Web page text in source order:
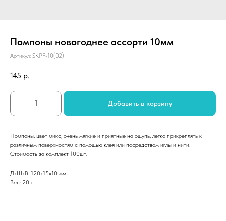
Помпоны новогоднее ассорти 10мм
Артикул: SKPF-10(02)
145 р.
Добавить в корзину
Помпоны, цвет микс, очень мягкие и приятные на ощупь, легко прикреплять к
различным поверхностям с помощью клея или посредством иглы и нити.
Стоимость за комплект 100шт.
ДxШxВ: 120x15x10 мм
Вес: 20 г